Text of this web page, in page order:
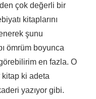
çok değerli bir
kitaplarını
şunu
ömrüm boyunca
en fazla. O
ki adeta
yazıyor gibi.